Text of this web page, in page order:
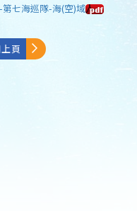
七海巡隊-海(空)域
頁